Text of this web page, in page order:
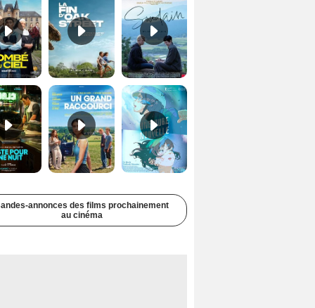
Juste pour une nuit Bande-annonce VO STFR Un grand raccourci Bande-annonce VF Une aube nouvelle Bande-annonce VO STFR
annonces des films prochainement
au cinéma